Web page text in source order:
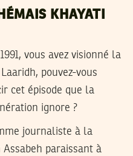
KHAYATI
vous avez visionné la
pouvez-vous
cet épisode que la
ignore ?
journaliste à la
paraissant à